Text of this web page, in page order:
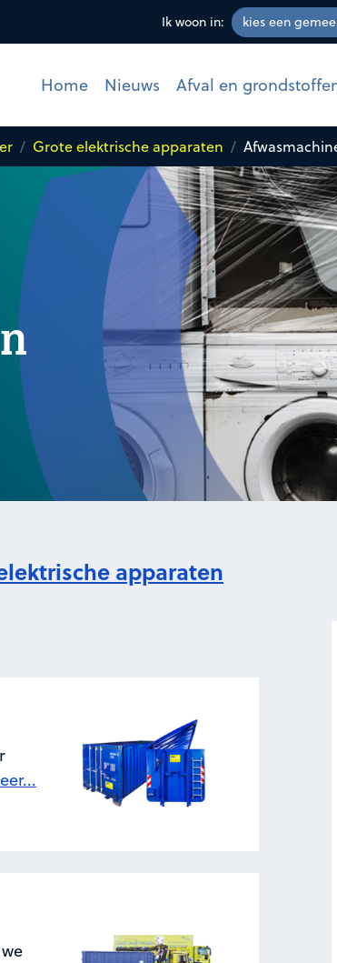
Ik woon in:
Home Nieuws Afval en
Grote elektrische apparaten
apparaten